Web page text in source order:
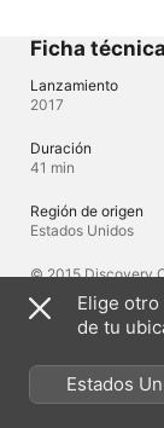
Ficha técnica
Lanzamiento
2017
Duración
41 min
Región de origen
Estados Unidos
© 2015 Discovery
Audio original
Inglés
Elige
de tu
Estados
México)